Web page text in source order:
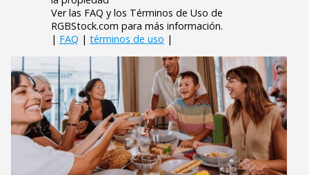
Ver las FAQ y los Términos de Uso de
RGBStock.com para más información.
| FAQ | términos de uso |